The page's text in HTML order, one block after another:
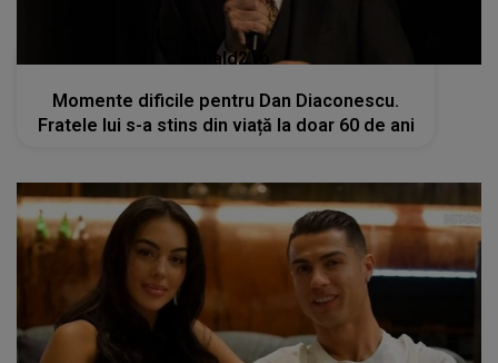
kanald2.ro
Momente dificile pentru Dan Diaconescu.
Fratele lui s-a stins din viață la doar 60 de ani